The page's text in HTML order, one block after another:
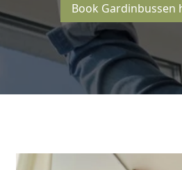
Book Gardinbussen